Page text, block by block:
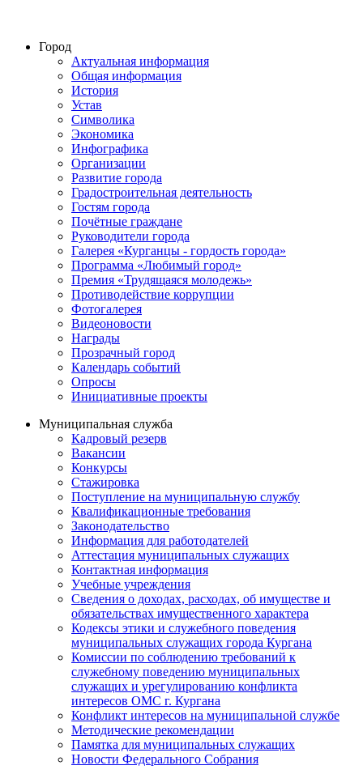
Город
Актуальная информация
Общая информация
История
Устав
Символика
Экономика
Инфографика
Организации
Развитие города
Градостроительная деятельность
Гостям города
Почётные граждане
Руководители города
Галерея «Курганцы - гордость города»
Программа «Любимый город»
Премия «Трудящаяся молодежь»
Противодействие коррупции
Фотогалерея
Видеоновости
Награды
Прозрачный город
Календарь событий
Опросы
Инициативные проекты
Муниципальная служба
Кадровый резерв
Вакансии
Конкурсы
Стажировка
Поступление на муниципальную службу
Квалификационные требования
Законодательство
Информация для работодателей
Аттестация муниципальных служащих
Контактная информация
Учебные учреждения
Сведения о доходах, расходах, об имуществе и
обязательствах имущественного характера
Кодексы этики и служебного поведения
муниципальных служащих города Кургана
Комиссии по соблюдению требований к
служебному поведению муниципальных
служащих и урегулированию конфликта
интересов ОМС г. Кургана
Конфликт интересов на муниципальной службе
Методические рекомендации
Памятка для муниципальных служащих
Новости Федерального Cобрания